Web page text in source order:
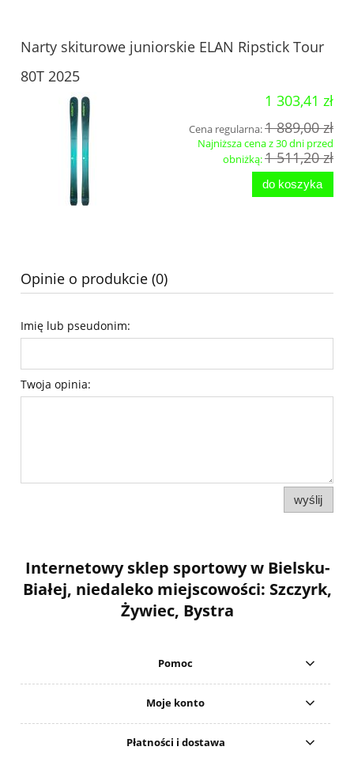
Narty skiturowe juniorskie ELAN Ripstick Tour
80T 2025
1 303,41 zł
Cena regularna:1 889,00 zł
Najniższa cena z 30 dni przed
obniżką:1 511,20 zł
do koszyka
Opinie o produkcie (0)
Imię lub pseudonim:
Twoja opinia:
wyślij
Internetowy sklep sportowy w Bielsku-
Białej, niedaleko miejscowości: Szczyrk,
Żywiec, Bystra
Pomoc
Moje konto
Płatności i dostawa